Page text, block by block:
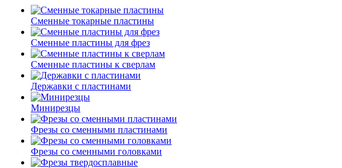
Сменные токарные пластины
Сменные пластины для фрез
Сменные пластины к сверлам
Державки с пластинами
Минирезцы
Фрезы со сменными пластинами
Фрезы со сменными головками